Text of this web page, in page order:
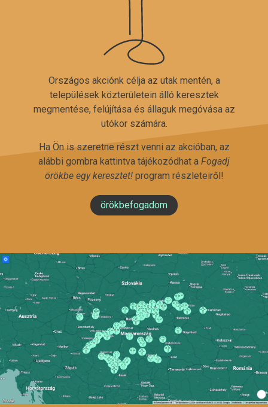
Országos akciónk célja az utak mentén, a
települések közterületein álló keresztek
megmentése, felújítása és állaguk megóvása az
utókor számára.
Ha Ön is szeretne részt venni az akcióban, az
alábbi gombra kattintva tájékozódhat a Fogadj
örökbe egy keresztet!program részleteiről!
örökbefogadom